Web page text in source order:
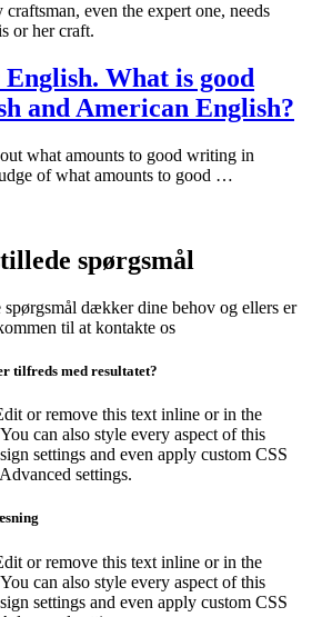
even the expert one, needs
or her craft.
What is good
and American English?
what amounts to good writing in
of what amounts to good …
spørgsmål
spørgsmål dækker dine behov og ellers er
til at kontakte os
tilfreds med resultatet?
or remove this text inline or in the
can also style every aspect of this
settings and even apply custom CSS
settings.
or remove this text inline or in the
can also style every aspect of this
settings and even apply custom CSS